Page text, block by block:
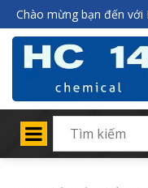
Chào mừng bạn đến với